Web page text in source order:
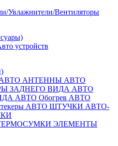
Увлажнители/Вентиляторы
устройств
АНТЕННЫ АВТО
ЗАДНЕГО ВИДА АВТО
АВТО Обогрев АВТО
АВТО ШТУЧКИ АВТО-
ЭЛЕМЕНТЫ